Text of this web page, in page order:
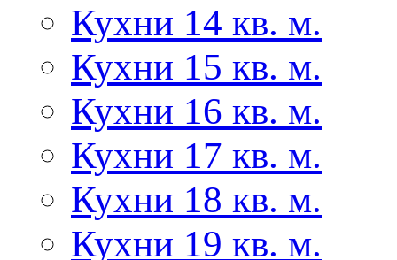
Кухни 14 кв. м.
Кухни 15 кв. м.
Кухни 16 кв. м.
Кухни 17 кв. м.
Кухни 18 кв. м.
Кухни 19 кв. м.